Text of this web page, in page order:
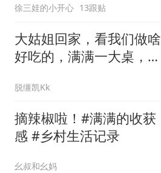
徐三娃的小开心 13跟贴
大姑姐回家，看我们做啥
好吃的，满满一大桌，边
脱缰凯Kk
摘辣椒啦！#满满的收获
感 #乡村生活记录
幺叔和幺妈